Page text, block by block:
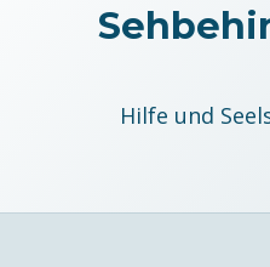
Hilfe und